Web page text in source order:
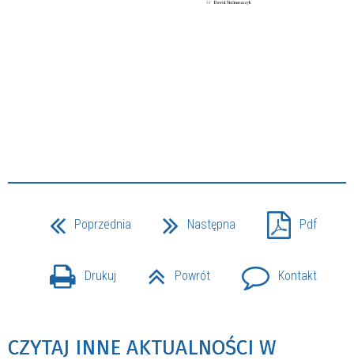
Poprzednia Następna Pdf
Drukuj Powrót Kontakt
CZYTAJ INNE AKTUALNOŚCI W